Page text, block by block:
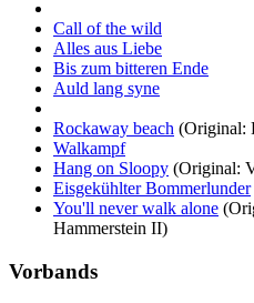
Call of the wild
Alles aus Liebe
Bis zum bitteren Ende
Auld lang syne
Rockaway beach (Original:
Walkampf
Hang on Sloopy (Original:
Eisgekühlter Bommerlunder
You'll never walk alone
Hammerstein II)
Vorbands